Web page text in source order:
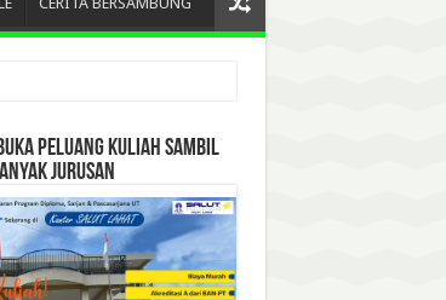
PELUANG KULIAH SAMBIL
JURUSAN